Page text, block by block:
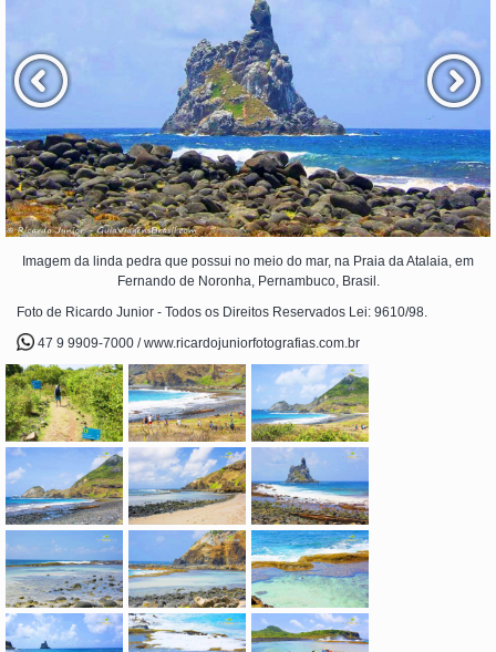
Imagem da linda pedra que possui no meio do mar, na Praia da Atalaia, em
Fernando de Noronha, Pernambuco, Brasil.
Foto de Ricardo Junior - Todos os Direitos Reservados Lei: 9610/98.
47 9 9909-7000 / www.ricardojuniorfotografias.com.br